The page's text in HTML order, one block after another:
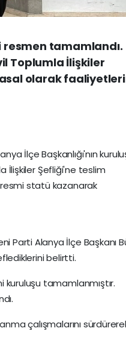
resmen tamamlandı.
Toplumla İlişkiler
olarak
İlçe Başkanlığı'nın
İlişkiler Şefliği'ne teslim
statü kazanarak
Parti Alanya İlçe Başkanı
belirtti.
kuruluşu tamamlanmıştır.
çalışmalarını